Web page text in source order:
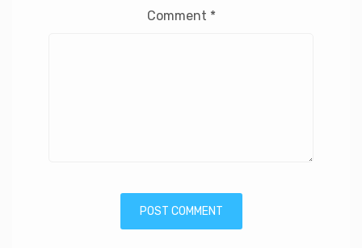
Comment *